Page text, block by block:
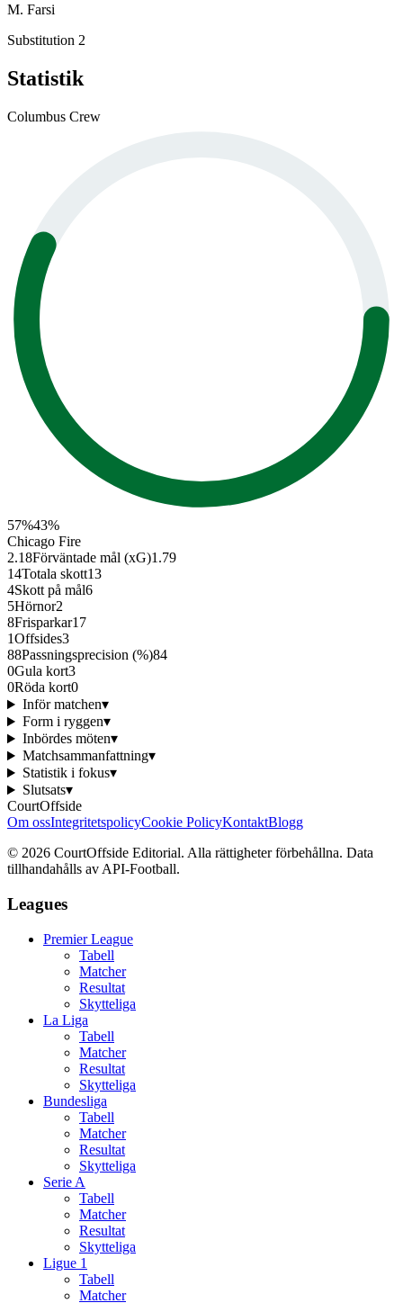
M. Farsi
Substitution 2
Statistik
Columbus Crew
57%43%
Chicago Fire
2.18Förväntade mål (xG)1.79
14Totala skott13
4Skott på mål6
5Hörnor2
8Frisparkar17
1Offsides3
88Passningsprecision (%)84
0Gula kort3
0Röda kort0
Inför matchen▾
Form i ryggen▾
Inbördes möten▾
Matchsammanfattning▾
Statistik i fokus▾
Slutsats▾
CourtOffside
Om ossIntegritetspolicyCookie PolicyKontaktBlogg
© 2026 CourtOffside Editorial. Alla rättigheter förbehållna. Data
tillhandahålls av API-Football.
Leagues
Premier League
Tabell
Matcher
Resultat
Skytteliga
La Liga
Tabell
Matcher
Resultat
Skytteliga
Bundesliga
Tabell
Matcher
Resultat
Skytteliga
Serie A
Tabell
Matcher
Resultat
Skytteliga
Ligue 1
Tabell
Matcher